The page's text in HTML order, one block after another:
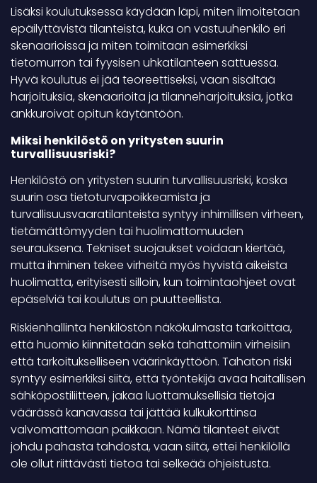
Lisäksi koulutuksessa käydään läpi, miten ilmoitetaan
epäilyttävistä tilanteista, kuka on vastuuhenkilö eri
skenaarioissa ja miten toimitaan esimerkiksi
tietomurron tai fyysisen uhkatilanteen sattuessa.
Hyvä koulutus ei jää teoreettiseksi, vaan sisältää
harjoituksia, skenaarioita ja tilanneharjoituksia, jotka
ankkuroivat opitun käytäntöön.
Miksi henkilöstö on yritysten suurin
turvallisuusriski?
Henkilöstö on yritysten suurin turvallisuusriski, koska
suurin osa tietoturvapoikkeamista ja
turvallisuusvaaratilanteista syntyy inhimillisen virheen,
tietämättömyyden tai huolimattomuuden
seurauksena. Tekniset suojaukset voidaan kiertää,
mutta ihminen tekee virheitä myös hyvistä aikeista
huolimatta, erityisesti silloin, kun toimintaohjeet ovat
epäselviä tai koulutus on puutteellista.
Riskienhallinta henkilöstön näkökulmasta tarkoittaa,
että huomio kiinnitetään sekä tahattomiin virheisiin
että tarkoitukselliseen väärinkäyttöön. Tahaton riski
syntyy esimerkiksi siitä, että työntekijä avaa haitallisen
sähköpostiliitteen, jakaa luottamuksellisia tietoja
väärässä kanavassa tai jättää kulkukorttinsa
valvomattomaan paikkaan. Nämä tilanteet eivät
johdu pahasta tahdosta, vaan siitä, ettei henkilöllä
ole ollut riittävästi tietoa tai selkeää ohjeistusta.